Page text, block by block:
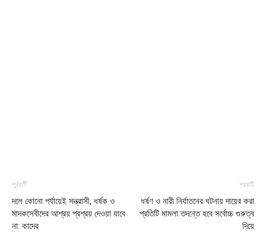
পূর্ববর্তী
দলে কোনো পর্যায়েই সন্ত্রাসী, ধর্ষক ও
মাদকসেবীদের আশ্রয় প্রশ্রয় দেওয়া যাবে
না: কাদের
পরবর্তী
ধর্ষণ ও নারী নির্যাতনের ঘটনায় দায়ের করা
প্রতিটি মামলা তদন্তে হবে সর্বোচ্চ গুরুত্ব
দিয়ে